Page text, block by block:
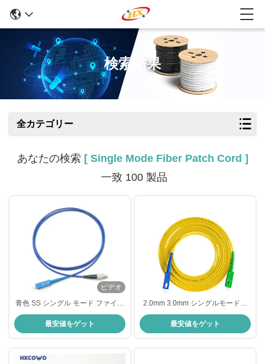
検索結果
全カテゴリー
あなたの検索 [ Single Mode Fiber Patch Cord ]
一致 100 製品
ビデオ
青色 SS シングル モード ファイバ
ー パッチ コード G625D 終端ファ
イバー ケーブル
最安値をゲット
2.0mm 3.0mm シングルモードフ
ァイバーパッチコード SC SC
APC UPCファイバージャンパー
最安値をゲット